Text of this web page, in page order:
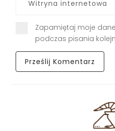
Zapamiętaj moje
podczas pisania